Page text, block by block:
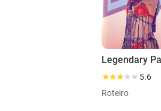
5.6
Roteiro